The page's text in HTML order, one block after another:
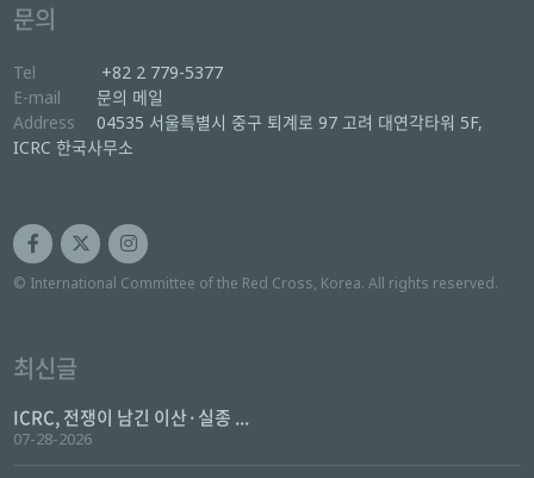
문의
Tel
+82 2 779-5377
E-mail
문의 메일
Address
04535 서울특별시 중구 퇴계로 97 고려 대연각타워 5F,
ICRC 한국사무소
© International Committee of the Red Cross, Korea. All rights reserved.
최신글
ICRC, 전쟁이 남긴 이산·실종 ...
07-28-2026